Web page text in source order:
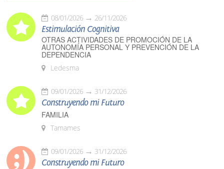
08/01/2026 26/11/2026
Estimulación Cognitiva
OTRAS ACTIVIDADES DE PROMOCIÓN DE LA
AUTONOMÍA PERSONAL Y PREVENCIÓN DE LA
DEPENDENCIA
Ledesma
09/01/2026 31/12/2026
Construyendo mi Futuro
FAMILIA
Tamames
09/01/2026 31/12/2026
Construyendo mi Futuro